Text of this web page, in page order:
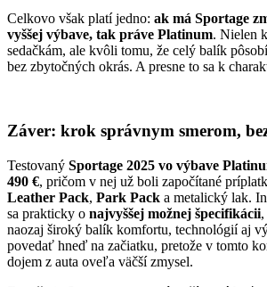
Celkovo však platí jedno: ak má Sportage
vyššej výbave, tak práve Platinum. Nielen
sedačkám, ale kvôli tomu, že celý balík
bez zbytočných okrás. A presne to sa k
Záver: krok správnym smerom,
Testovaný Sportage 2025 vo výbave
490 €, pričom v nej už boli započítané
Leather Pack, Park Pack a metalický lak.
sa prakticky o najvyššej možnej špecifikácii
naozaj široký balík komfortu, technológií aj
povedať hneď na začiatku, pretože v tomto
dojem z auta oveľa väčší zmysel.